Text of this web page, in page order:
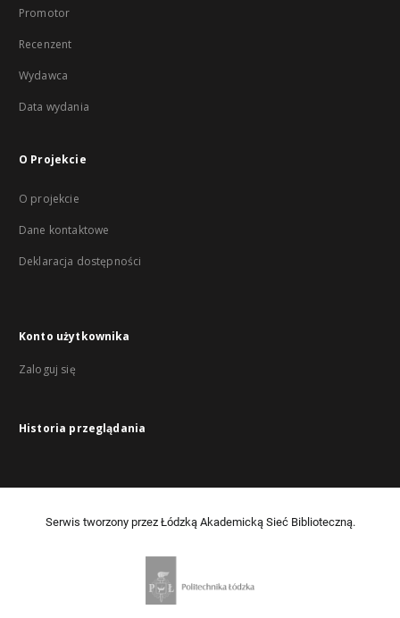
Promotor
Recenzent
Wydawca
Data wydania
O Projekcie
O projekcie
Dane kontaktowe
Deklaracja dostępności
Konto użytkownika
Zaloguj się
Historia przeglądania
Serwis tworzony przez Łódzką Akademicką Sieć Biblioteczną.